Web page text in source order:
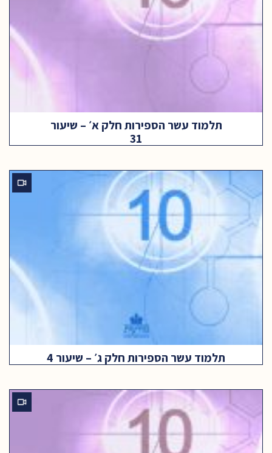
תלמוד עשר הספירות חלק א׳ – שיעור
31
תלמוד עשר הספירות חלק ג׳ – שיעור 4